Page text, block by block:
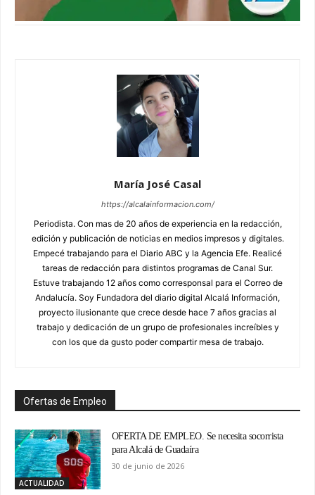
María José Casal
https://alcalainformacion.com/
Periodista. Con mas de 20 años de experiencia en la redacción,
edición y publicación de noticias en medios impresos y digitales.
Empecé trabajando para el Diario ABC y la Agencia Efe. Realicé
tareas de redacción para distintos programas de Canal Sur.
Estuve trabajando 12 años como corresponsal para el Correo de
Andalucía. Soy Fundadora del diario digital Alcalá Información,
proyecto ilusionante que crece desde hace 7 años gracias al
trabajo y dedicación de un grupo de profesionales increíbles y
con los que da gusto poder compartir mesa de trabajo.
Ofertas de Empleo
ACTUALIDAD
OFERTA DE EMPLEO. Se necesita socorrista
para Alcalá de Guadaíra
30 de junio de 2026